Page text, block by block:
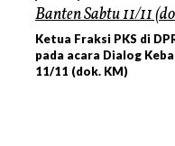
Ketua Fraksi PKS di
pada acara Dialog
11/11 (dok. KM)